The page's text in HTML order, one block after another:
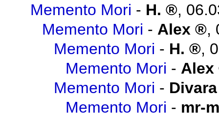
Memento Mori - H. ,
Memento Mori - Alex ,
Memento Mori - H. ,
Memento Mori - Alex
Memento Mori - Divara
Memento Mori - mr-